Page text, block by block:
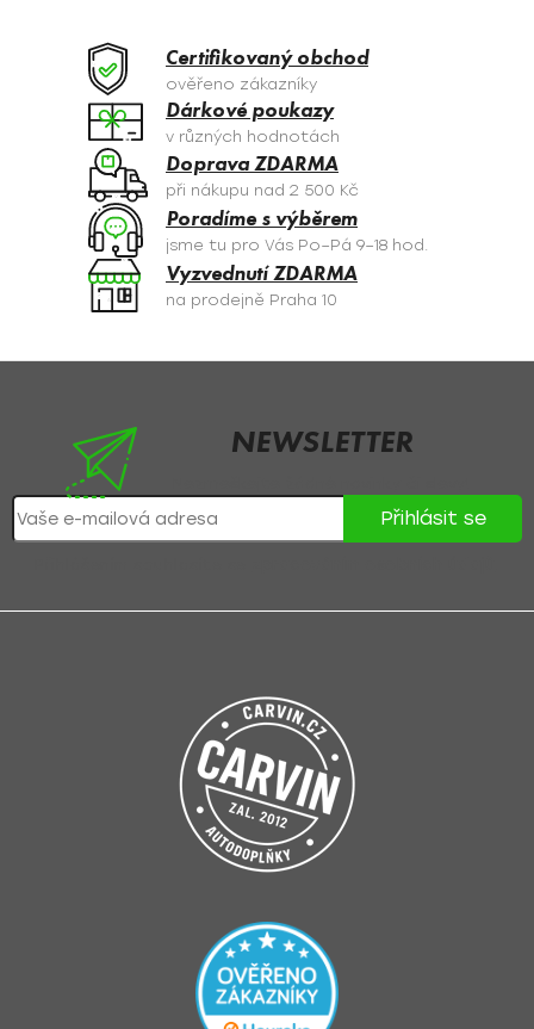
c
í
p
r
v
k
y
v
ý
p
s
Certifikovaný obchod
ověřeno zákazníky
Dárkové poukazy
v různých hodnotách
Doprava ZDARMA
při nákupu nad 2 500 Kč
Poradíme s výběrem
jsme tu pro Vás Po–Pá 9–18 hod.
Vyzvednutí ZDARMA
na prodejně Praha 10
NEWSLETTER
Přihlásit se